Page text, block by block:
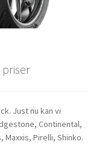
Just nu kan vi
Continental,
Maxxis, Pirelli, Shinko.